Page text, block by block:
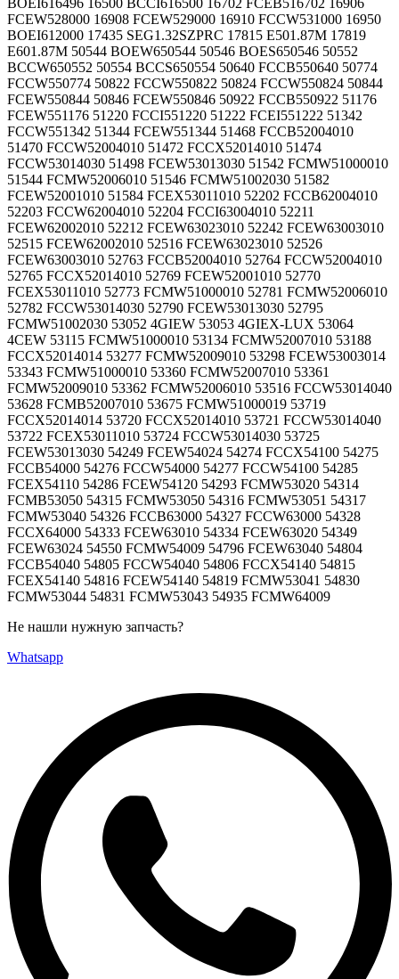
BOEI616496 16500 BCCI616500 16702 FCEB516702 16906
FCEW528000 16908 FCEW529000 16910 FCCW531000 16950
BOEI612000 17435 SEG1.32SZPRC 17815 E501.87M 17819
E601.87M 50544 BOEW650544 50546 BOES650546 50552
BCCW650552 50554 BCCS650554 50640 FCCB550640 50774
FCCW550774 50822 FCCW550822 50824 FCCW550824 50844
FCEW550844 50846 FCEW550846 50922 FCCB550922 51176
FCEW551176 51220 FCCI551220 51222 FCEI551222 51342
FCCW551342 51344 FCEW551344 51468 FCCB52004010
51470 FCCW52004010 51472 FCCX52014010 51474
FCCW53014030 51498 FCEW53013030 51542 FCMW51000010
51544 FCMW52006010 51546 FCMW51002030 51582
FCEW52001010 51584 FCEX53011010 52202 FCCB62004010
52203 FCCW62004010 52204 FCCI63004010 52211
FCEW62002010 52212 FCEW63023010 52242 FCEW63003010
52515 FCEW62002010 52516 FCEW63023010 52526
FCEW63003010 52763 FCCB52004010 52764 FCCW52004010
52765 FCCX52014010 52769 FCEW52001010 52770
FCEX53011010 52773 FCMW51000010 52781 FCMW52006010
52782 FCCW53014030 52790 FCEW53013030 52795
FCMW51002030 53052 4GIEW 53053 4GIEX-LUX 53064
4CEW 53115 FCMW51000010 53134 FCMW52007010 53188
FCCX52014014 53277 FCMW52009010 53298 FCEW53003014
53343 FCMW51000010 53360 FCMW52007010 53361
FCMW52009010 53362 FCMW52006010 53516 FCCW53014040
53628 FCMB52007010 53675 FCMW51000019 53719
FCCX52014014 53720 FCCX52014010 53721 FCCW53014040
53722 FCEX53011010 53724 FCCW53014030 53725
FCEW53013030 54249 FCEW54024 54274 FCCX54100 54275
FCCB54000 54276 FCCW54000 54277 FCCW54100 54285
FCEX54110 54286 FCEW54120 54293 FCMW53020 54314
FCMB53050 54315 FCMW53050 54316 FCMW53051 54317
FCMW53040 54326 FCCB63000 54327 FCCW63000 54328
FCCX64000 54333 FCEW63010 54334 FCEW63020 54349
FCEW63024 54550 FCMW54009 54796 FCEW63040 54804
FCCB54040 54805 FCCW54040 54806 FCCX54140 54815
FCEX54140 54816 FCEW54140 54819 FCMW53041 54830
FCMW53044 54831 FCMW53043 54935 FCMW64009
Не нашли нужную запчасть?
Whatsapp